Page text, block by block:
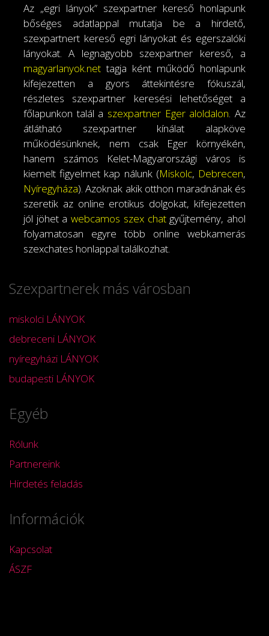
Az „egri lányok” szexpartner kereső honlapunk
bőséges adatlappal mutatja be a hirdető,
szexpartnert kereső egri lányokat és egerszalóki
lányokat. A legnagyobb szexpartner kereső, a
magyarlanyok.net tagja ként működő honlapunk
kifejezetten a gyors áttekintésre fókuszál,
részletes szexpartner keresési lehetőséget a
főlapunkon talál a szexpartner Eger aloldalon. Az
átlátható szexpartner kínálat alapköve
működésünknek, nem csak Eger környékén,
hanem számos Kelet-Magyarországi város is
kiemelt figyelmet kap nálunk (Miskolc, Debrecen,
Nyíregyháza). Azoknak akik otthon maradnának és
szeretik az online erotikus dolgokat, kifejezetten
jól jöhet awebcamos szex chatgyűjtemény, ahol
folyamatosan egyre több online webkamerás
szexchates honlappal találkozhat.
Szexpartnerek más városban
miskolci LÁNYOK
debreceni LÁNYOK
nyíregyházi LÁNYOK
budapesti LÁNYOK
Egyéb
Rólunk
Partnereink
Hirdetés feladás
Információk
Kapcsolat
ÁSZF